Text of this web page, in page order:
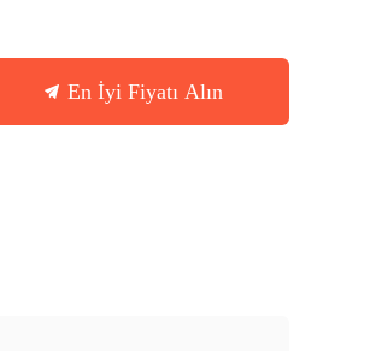
En İyi Fiyatı Alın